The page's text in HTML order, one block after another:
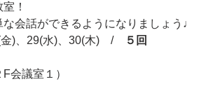
！
会話ができるようになりましょう♩
)、29(水)、30(木)　/
５回
F会議室１）